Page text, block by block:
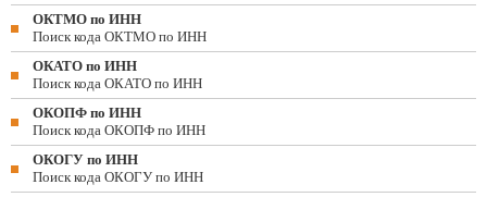
ОКТМО по ИНН
Поиск кода ОКТМО по ИНН
ОКАТО по ИНН
Поиск кода ОКАТО по ИНН
ОКОПФ по ИНН
Поиск кода ОКОПФ по ИНН
ОКОГУ по ИНН
Поиск кода ОКОГУ по ИНН